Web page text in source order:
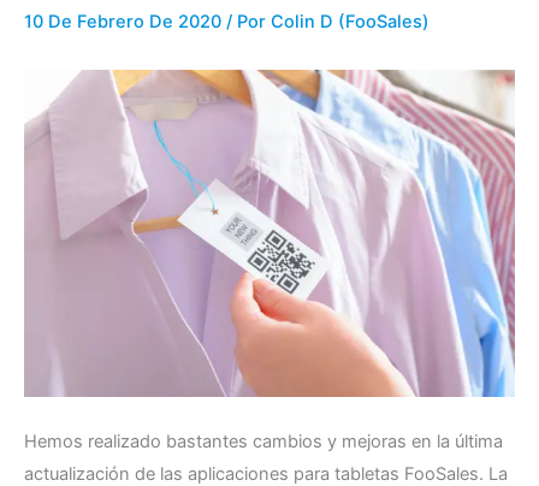
10 De Febrero De 2020 / Por Colin D (FooSales)
Hemos realizado bastantes cambios y mejoras en la última
actualización de las aplicaciones para tabletas FooSales. La